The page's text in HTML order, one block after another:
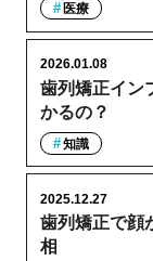
医療
歯列矯正イン
かるの？
2026.01.08
知識
歯列矯正で顔
相
2025.12.27